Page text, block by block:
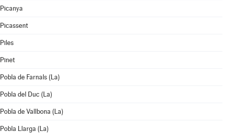
Picanya
Picassent
Piles
Pinet
Pobla de Farnals (La)
Pobla del Duc (La)
Pobla de Vallbona (La)
Pobla Llarga (La)